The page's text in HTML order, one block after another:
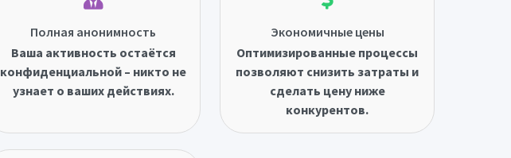
Полная анонимность
Ваша активность остаётся
конфиденциальной – никто не
узнает о ваших действиях.
Экономичные цены
Оптимизированные процессы
позволяют снизить затраты и
сделать цену ниже
конкурентов.